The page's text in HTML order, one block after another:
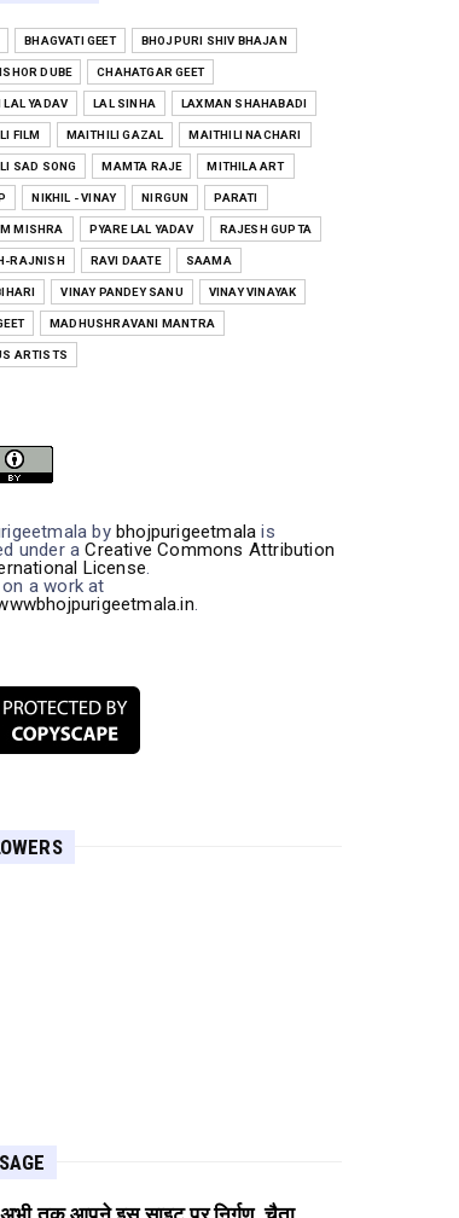
लाल ओठवा से Lal Lal Hothwa Se -
-- Bhojpuri Film (Laagi ...
Jul 20, 2026
BHOJPURI
सैंयां बिन भवनमां Neek Saiyan Bin
Bhavanma--- Bhojpuri ...
Jul 15, 2026
BHOJPURI
डरबै ना डरबै Na Darbai Na Darbai --
Bhojpuri Film ( Bides...
Film ( Bidesiya) Full Ly...
BHAGVATI GEET BHOJPURI SHIV BHAJAN
DUBE CHAHATGAR GEET
LAL YADAV LAL SINHA LAXMAN SHAHABADI
FILM MAITHILI GAZAL MAITHILI NACHARI
SAD SONG MAMTA RAJE MITHILA ART
NIKHIL - VINAY NIRGUN PARATI
MISHRA PYARE LAL YADAV RAJESH GUPTA
RAJNISH RAVI DAATE SAAMA
VINAY PANDEY SANU VINAY VINAYAK
MADHUSHRAVANI MANTRA
ARTISTS
bybhojpurigeetmala is
under aCreative Commons Attribution
License
a work at